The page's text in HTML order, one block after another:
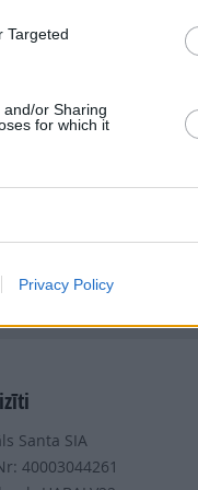
Targeted
or Sharing
for which it
Privacy Policy
Dalies
jaunumus
Santa SIA
40003044261